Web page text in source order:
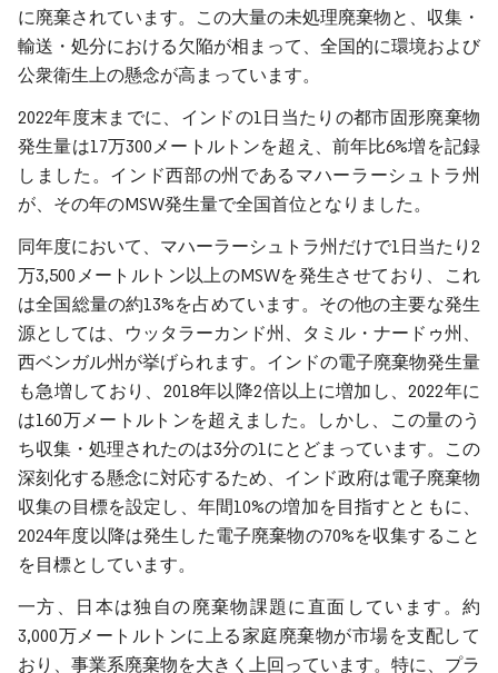
に廃棄されています。この大量の未処理廃棄物と、収集・
輸送・処分における欠陥が相まって、全国的に環境および
公衆衛生上の懸念が高まっています。
2022年度末までに、インドの1日当たりの都市固形廃棄物
発生量は17万300メートルトンを超え、前年比6%増を記録
しました。インド西部の州であるマハーラーシュトラ州
が、その年のMSW発生量で全国首位となりました。
同年度において、マハーラーシュトラ州だけで1日当たり2
万3,500メートルトン以上のMSWを発生させており、これ
は全国総量の約13%を占めています。その他の主要な発生
源としては、ウッタラーカンド州、タミル・ナードゥ州、
西ベンガル州が挙げられます。インドの電子廃棄物発生量
も急増しており、2018年以降2倍以上に増加し、2022年に
は160万メートルトンを超えました。しかし、この量のう
ち収集・処理されたのは3分の1にとどまっています。この
深刻化する懸念に対応するため、インド政府は電子廃棄物
収集の目標を設定し、年間10%の増加を目指すとともに、
2024年度以降は発生した電子廃棄物の70%を収集すること
を目標としています。
一方、日本は独自の廃棄物課題に直面しています。約
3,000万メートルトンに上る家庭廃棄物が市場を支配して
おり、事業系廃棄物を大きく上回っています。特に、プラ